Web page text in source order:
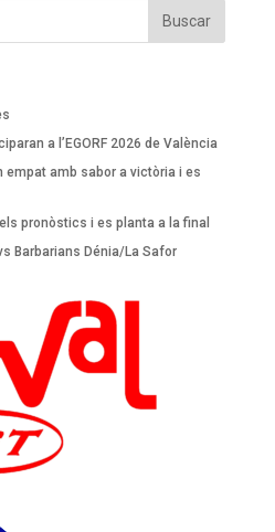
a l’EGORF 2026 de València
empat amb sabor a victòria i es
els pronòstics i es planta a la final
Barbarians Dénia/La Safor